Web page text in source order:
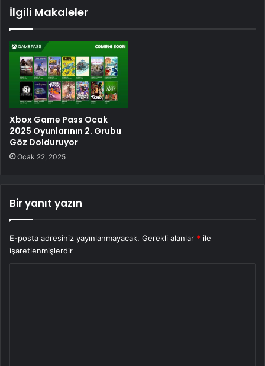
İlgili Makaleler
Xbox Game Pass Ocak
2025 Oyunlarının 2. Grubu
Göz Dolduruyor
Ocak 22, 2025
Bir yanıt yazın
E-posta adresiniz yayınlanmayacak. Gerekli alanlar * ile
işaretlenmişlerdir